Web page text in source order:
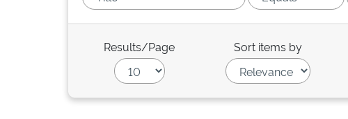
Results/Page Sort items by